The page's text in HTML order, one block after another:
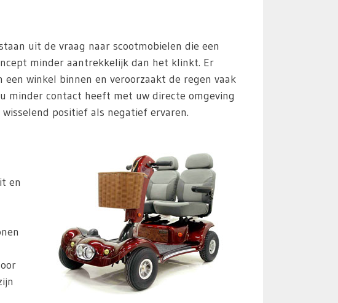
uit de vraag naar scootmobielen die een
minder aantrekkelijk dan het klinkt. Er
winkel binnen en veroorzaakt de regen vaak
minder contact heeft met uw directe omgeving
positief als negatief ervaren.
en